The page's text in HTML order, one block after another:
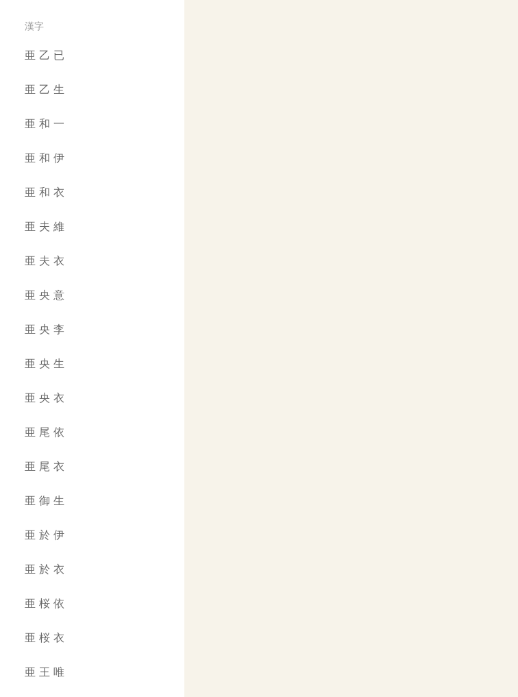
漢字
亜 乙 已
亜 乙 生
亜 和 一
亜 和 伊
亜 和 衣
亜 夫 維
亜 夫 衣
亜 央 意
亜 央 李
亜 央 生
亜 央 衣
亜 尾 依
亜 尾 衣
亜 御 生
亜 於 伊
亜 於 衣
亜 桜 依
亜 桜 衣
亜 王 唯